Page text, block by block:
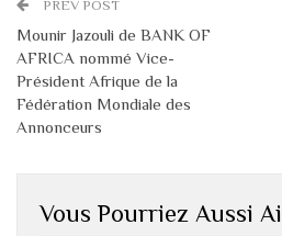
PREV POST
Mounir Jazouli de BANK OF
AFRICA nommé Vice-
Président Afrique de la
Fédération Mondiale des
Annonceurs
Vous Pourriez Aussi